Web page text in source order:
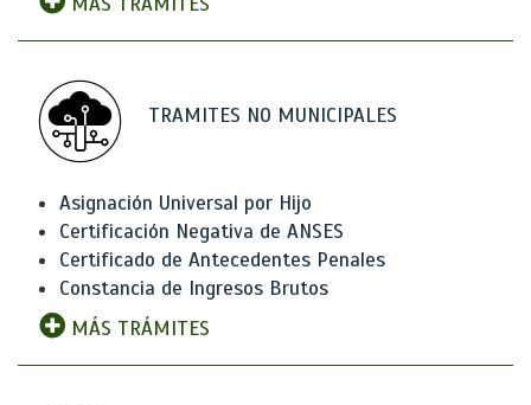
TRAMITES NO MUNICIPALES
Asignación Universal por Hijo
Certificación Negativa de ANSES
Certificado de Antecedentes Penales
Constancia de Ingresos Brutos
MÁS TRÁMITES